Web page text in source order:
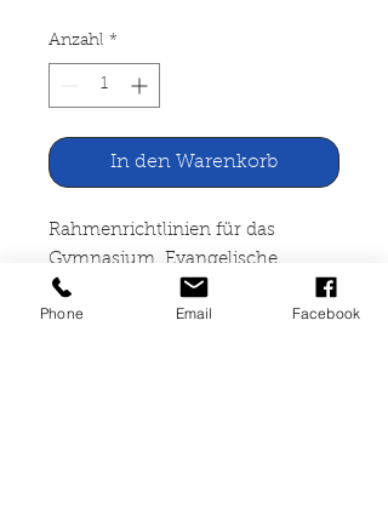
Anzahl *
In den Warenkorb
Rahmenrichtlinien für das
Gymnasium, Evangelische
Religionslehre, Oberstufe
Phone Email Facebook